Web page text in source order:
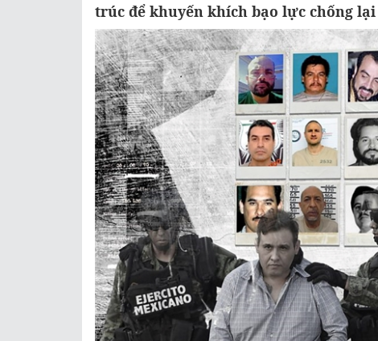
trúc để khuyến khích bạo lực chống lại